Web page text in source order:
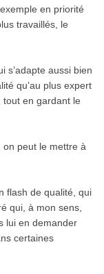
en priorité
travaillés, le
s’adapte aussi bien
qu’au plus expert
en gardant le
peut le mettre à
flash de qualité, qui
qui, à mon sens,
lui en demander
certaines